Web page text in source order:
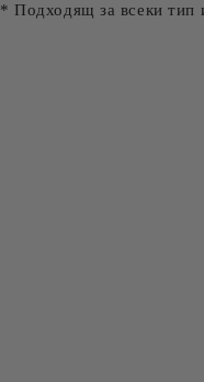
Подходящ за всеки тип